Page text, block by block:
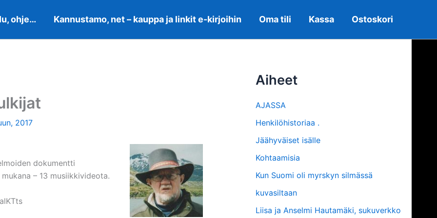
ohje… Kannustamo, net – kauppa ja linkit e-kirjoihin Oma tili Kassa Ostoskori
2017
dokumentti
– 13 musiikkivideota.
Aiheet
AJASSA
Henkilöhistoriaa .
Jäähyväiset isälle
Kohtaamisia
Kun Suomi oli myrskyn silmässä
kuvasiltaan
Liisa ja Anselmi Hautamäki, sukuverkko